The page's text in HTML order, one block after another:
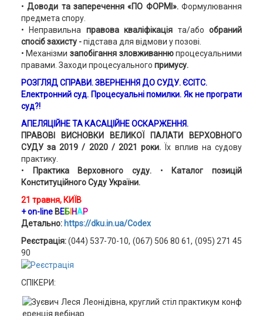
•Доводи та заперечення «ПО ФОРМІ».Формулювання
предмета спору.
• Неправильна правова кваліфікація та/або обраний
спосіб захисту -підстава для відмови у позові.
• Механізми запобігання зловживаннюпроцесуальними
правами. Заходи процесуального примусу.
РОЗГЛЯД СПРАВИ. ЗВЕРНЕННЯ ДО СУДУ. ЄСІТС.
Електронний суд. Процесуальні помилки.Як не програти
суд?!
АПЕЛЯЦІЙНЕ ТА КАСАЦІЙНЕ ОСКАРЖЕННЯ.
ПРАВОВІ ВИСНОВКИ ВЕЛИКОЇ ПАЛАТИ ВЕРХОВНОГО
СУДУ за 2019 / 2020 / 2021 роки.
Їх вплив на судову
практику.
•
Практика Верховного суду. • Каталог позицій
Конституційного Суду України.
21 травня, КИЇВ
+ on-line ВЕБІ НАР
Детально: https://dku.in.ua/Codex
Реєстрація:(044) 537-70-10, (067) 506 80 61, (095) 271 45
90
СПІКЕРИ: